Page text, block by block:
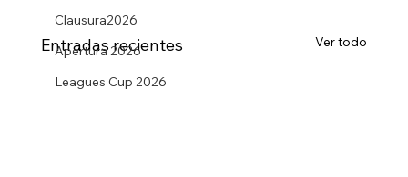
Clausura2026
Apertura 2026
Leagues Cup 2026
Entradas recientes Ver todo